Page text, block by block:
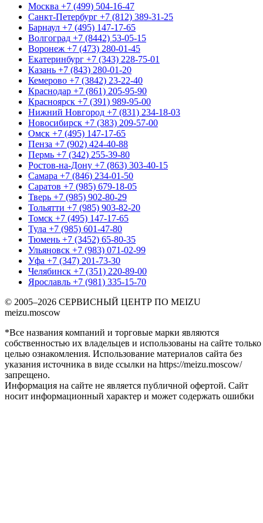
Москва +7 (499) 504-16-47
Санкт-Петербург +7 (812) 389-31-25
Барнаул +7 (495) 147-17-65
Волгоград +7 (8442) 53-05-15
Воронеж +7 (473) 280-01-45
Екатеринбург +7 (343) 228-75-01
Казань +7 (843) 280-01-20
Кемерово +7 (3842) 23-22-40
Краснодар +7 (861) 205-95-90
Красноярск +7 (391) 989-95-00
Нижний Новгород +7 (831) 234-18-03
Новосибирск +7 (383) 209-57-00
Омск +7 (495) 147-17-65
Пенза +7 (902) 424-40-88
Пермь +7 (342) 255-39-80
Ростов-на-Дону +7 (863) 303-40-15
Самара +7 (846) 234-01-50
Саратов +7 (985) 679-18-05
Тверь +7 (985) 902-80-29
Тольятти +7 (985) 903-82-20
Томск +7 (495) 147-17-65
Тула +7 (985) 601-47-80
Тюмень +7 (3452) 65-80-35
Ульяновск +7 (983) 071-02-99
Уфа +7 (347) 201-73-30
Челябинск +7 (351) 220-89-00
Ярославль +7 (981) 335-15-70
© 2005–2026 СЕРВИСНЫЙ ЦЕНТР ПО MEIZU
meizu.moscow
*Все названия компаний и торговые марки являются
собственностью их владельцев и использованы на сайте только
целью ознакомления. Использование материалов сайта без
указания источника в виде ссылки на https://meizu.moscow/
запрещено.
Информация на сайте не является публичной офертой. Сайт
носит информационный характер и может содержать ошибки